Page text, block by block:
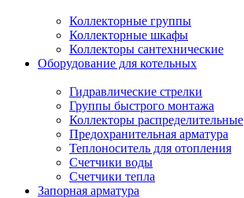
Коллекторные группы
Коллекторные шкафы
Коллекторы сантехнические
Оборудование для котельных
Гидравлические стрелки
Группы быстрого монтажа
Коллекторы распределительные
Предохранительная арматура
Теплоноситель для отопления
Счетчики воды
Счетчики тепла
Запорная арматура